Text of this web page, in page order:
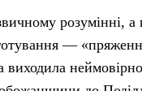
розумінні,
—
виходила